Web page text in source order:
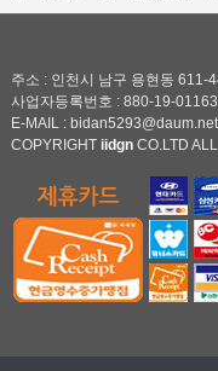
주소 : 인천시 남구 용현동 611-
사업자등록번호 : 880-19-
E-MAIL : bidan5293@daum.net
COPYRIGHT iidgnCO.LTD
- 하이샷시 브랜드
- 폴딩도어
진행중인현장
견적문의
협력업체신청